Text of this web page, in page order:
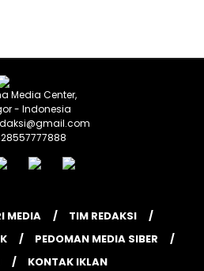
Media Center,
- Indonesia
MEDIA
TIM REDAKSI
PEDOMAN MEDIA SIBER
KONTAK IKLAN